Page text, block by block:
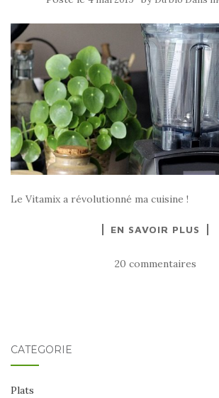
Le Vitamix a révolutionné ma cuisine !
EN SAVOIR PLUS
20 commentaires
CATÉGORIE
Plats